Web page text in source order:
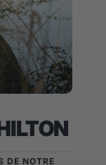
DE NOTRE